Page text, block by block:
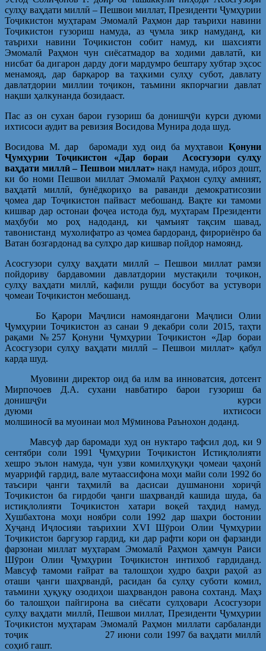
сулҳу ваҳдати миллӣ – Пешвои миллат, Президенти Ҷумҳурии
Тоҷикистон муҳтарам Эмомалӣ Раҳмон дар таърихи навини
Тоҷикистон гузориш намуда, аз ҷумла зикр намуданд, ки
таърихи навини Тоҷикистон собит намуд, ки шахсияти
Эмомалӣ Раҳмон чун сиёсатмадор ва ходими давлатӣ, ки
нисбат ба дигарон дарду доғи мардумро бештару хубтар эҳсос
менамояд, дар барқарор ва таҳкими сулҳу субот, давлату
давлатдории миллии тоҷикон, таъмини якпорчагии давлат
нақши ҳалкунанда бозидааст.
Пас аз он сухан барои гузориш ба донишҷӯи курси дуюми
ихтисоси аудит ва ревизия Восидова Мунира дода шуд.
Восидова М. дар баромади худ оид ба муҳтавои Қонуни
Ҷумҳурии Тоҷикистон «Дар бораи Асосгузори сулҳу
ваҳдати миллӣ– Пешвои миллат»нақл намуда, иброз дошт,
ки бо номи Пешвои миллат Эмомалӣ Раҳмон сулҳу амният,
ваҳдатӣ миллӣ, бунёдкориҳо ва раванди демократисозии
ҷомеа дар Тоҷикистон пайваст мебошанд. Вақте ки тамоми
кишвар дар остонаи фоҷеа истода буд, муҳтарам Президенти
маҳбуби мо роҳ надоданд, ки ҷамъият тақсим шавад,
тавонистанд мухолифатро аз ҷомеа бардоранд, фирориёнро ба
Ватан бозгардонад ва сулҳро дар кишвар пойдор намоянд.
Асосгузори сулҳу ваҳдати миллӣ – Пешвои миллат рамзи
пойдориву бардавомии давлатдории мустақили тоҷикон,
сулҳу ваҳдати миллӣ, кафили рушди босубот ва устувори
ҷомеаи Тоҷикистон мебошанд.
Бо Қарори Маҷлиси намояндагони Маҷлиси Олии
Ҷумҳурии Тоҷикистон аз санаи 9 декабри соли 2015, таҳти
рақами №257 Қонуни Ҷумҳурии Тоҷикистон «Дар бораи
Асосгузори сулҳу ваҳдати миллӣ – Пешвои миллат» қабул
карда шуд.
Муовини директор оид ба илм ва инноватсия, дотсент
Мирпочоев Д.А. сухани навбатиро барои гузориш ба
донишҷӯи курси
дуюми ихтисоси
молшиносӣ ва муоинаи мол Мӯминова Раънохон доданд.
Мавсуф дар баромади худ он нуктаро тафсил дод, ки 9
сентябри соли 1991 Ҷумҳурии Тоҷикистон Истиқлолияти
хешро эълон намуда, чун узви комилҳуқуқи ҷомеаи ҷаҳонӣ
муаррифӣ гардид, вале мутаассифона моҳи майи соли 1992 бо
таъсири ҷанги таҳмилӣ ва дасисаи душманони хориҷӣ
Тоҷикистон ба гирдоби ҷанги шаҳрвандӣ кашида шуда, ба
истиқлолияти Тоҷикистон хатари воқеӣ таҳдид намуд.
Хушбахтона моҳи ноябри соли 1992 дар шаҳри бостонии
Хуҷанд Иҷлосияи таърихии ХVI Шӯрои Олии Ҷумҳурии
Тоҷикистон баргузор гардид, ки дар рафти кори он фарзанди
фарзонаи миллат муҳтарам Эмомалӣ Раҳмон ҳамчун Раиси
Шӯрои Олии Ҷумҳурии Тоҷикистон интихоб гардиданд.
Мавсуф тамоми ғайрат ва талошҳои худро баҳри раҳоӣ аз
оташи ҷанги шаҳрвандӣ, расидан ба сулҳу суботи комил,
таъмини ҳуқуқу озодиҳои шаҳрвандон равона сохтанд. Маҳз
бо талошҳои пайгирона ва сиёсати сулҳовари Асосгузори
сулҳу ваҳдати миллӣ, Пешвои миллат, Президенти Ҷумҳурии
Тоҷикистон муҳтарам Эмомалӣ Раҳмон миллати сарбаланди
тоҷик 27 июни соли 1997 ба ваҳдати миллӣ
соҳиб гашт.